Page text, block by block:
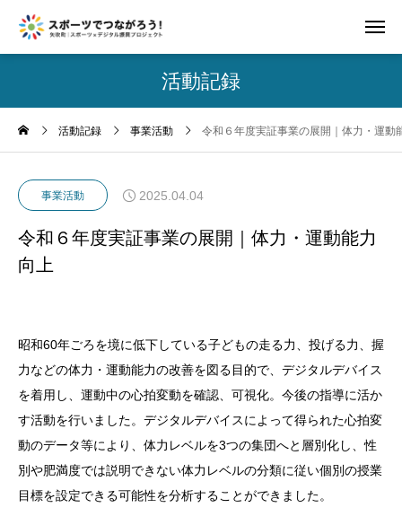
活動記録
活動記録 事業活動 令和６年度実証事業の展開｜体力・運動
事業活動 2025.04.04
令和６年度実証事業の展開｜体力・運動能力
向上
昭和60年ごろを境に低下している子どもの走る力、投げる力、握
力などの体力・運動能力の改善を図る目的で、デジタルデバイス
を着用し、運動中の心拍変動を確認、可視化。今後の指導に活か
す活動を行いました。デジタルデバイスによって得られた心拍変
動のデータ等により、体力レベルを3つの集団へと層別化し、性
別や肥満度では説明できない体力レベルの分類に従い個別の授業
目標を設定できる可能性を分析することができました。